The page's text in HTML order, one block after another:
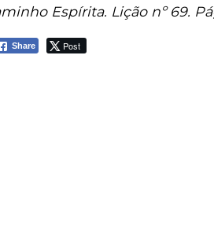
Espírita. Lição nº 69.
Share Post